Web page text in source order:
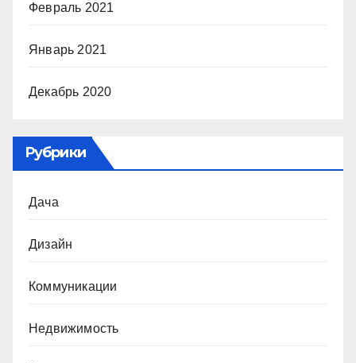
Февраль 2021
Январь 2021
Декабрь 2020
Рубрики
Дача
Дизайн
Коммуникации
Недвижимость